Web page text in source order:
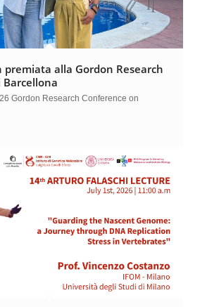
premiata alla Gordon Research
Barcellona
Gordon Research Conference on